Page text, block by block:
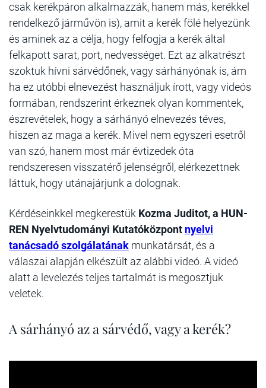
csak kerékpáron alkalmazzák, hanem más, kerékkel
rendelkező járművön is), amit a kerék fölé helyezünk
és aminek az a célja, hogy felfogja a kerék által
felkapott sarat, port, nedvességet. Ezt az alkatrészt
szoktuk hívni sárvédőnek, vagy sárhányónak is, ám
ha ez utóbbi elnevezést használjuk írott, vagy videós
formában, rendszerint érkeznek olyan kommentek,
észrevételek, hogy a sárhányó elnevezés téves,
hiszen az maga a kerék. Mivel nem egyszeri esetről
van szó, hanem most már évtizedek óta
rendszeresen visszatérő jelenségről, elérkezettnek
láttuk, hogy utánajárjunk a dolognak.
Kérdéseinkkel megkerestük Kozma Juditot, a HUN-
REN Nyelvtudományi Kutatóközpont nyelvi
tanácsadó szolgálatának munkatársát, és a
válaszai alapján elkészült az alábbi videó. A videó
alatt a levelezés teljes tartalmát is megosztjuk
veletek.
A sárhányó az a sárvédő, vagy a kerék?